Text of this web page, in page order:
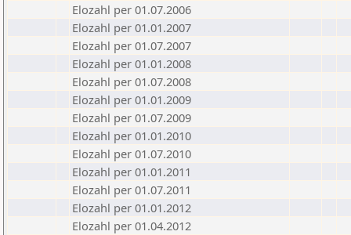
Elozahl per 01.07.2006
Elozahl per 01.01.2007
Elozahl per 01.07.2007
Elozahl per 01.01.2008
Elozahl per 01.07.2008
Elozahl per 01.01.2009
Elozahl per 01.07.2009
Elozahl per 01.01.2010
Elozahl per 01.07.2010
Elozahl per 01.01.2011
Elozahl per 01.07.2011
Elozahl per 01.01.2012
Elozahl per 01.04.2012